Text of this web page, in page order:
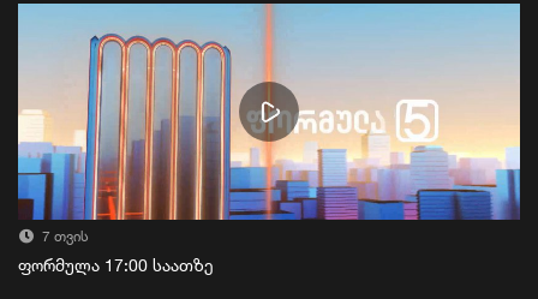
7 თვის
ფორმულა 17:00 საათზე